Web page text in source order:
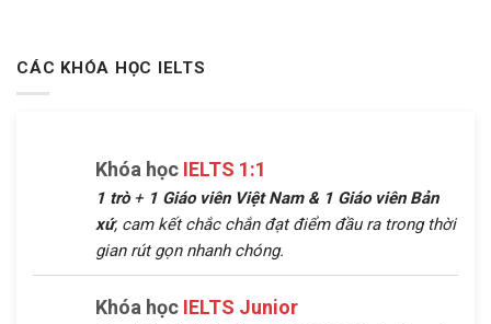
CÁC KHÓA HỌC IELTS
Khóa học IELTS 1:1
1 trò+ 1 Giáo viên Việt Nam & 1 Giáo viên Bản
xứ, cam kết chắc chắn đạt điểm đầu ra trong thời
gian rút gọn nhanh chóng.
Khóa học IELTS Junior